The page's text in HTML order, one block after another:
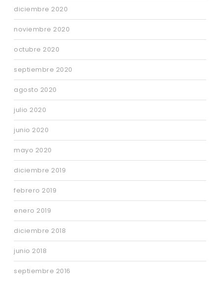
diciembre 2020
noviembre 2020
octubre 2020
septiembre 2020
agosto 2020
julio 2020
junio 2020
mayo 2020
diciembre 2019
febrero 2019
enero 2019
diciembre 2018
junio 2018
septiembre 2016